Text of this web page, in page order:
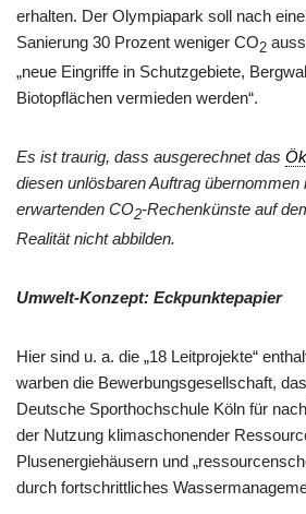
erhalten. Der Olympiapark soll nach
Sanierung 30 Prozent weniger CO2
„neue Eingriffe in Schutzgebiete,
Biotopflächen vermieden werden“.
Es ist traurig, dass ausgerechnet das
diesen unlösbaren Auftrag übernommen
erwartenden CO2-Rechenkünste auf
Realität nicht abbilden.
Umwelt-Konzept: Eckpunktepapier
Hier sind u. a. die „18 Leitprojekte“
warben die Bewerbungsgesellschaft, das
Deutsche Sporthochschule Köln für
der Nutzung klimaschonender
Plusenergiehäusern und
durch fortschrittliches